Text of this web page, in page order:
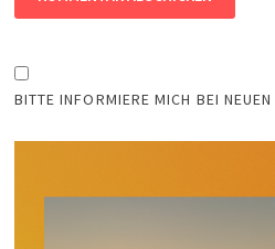
BITTE INFORMIERE MICH BEI